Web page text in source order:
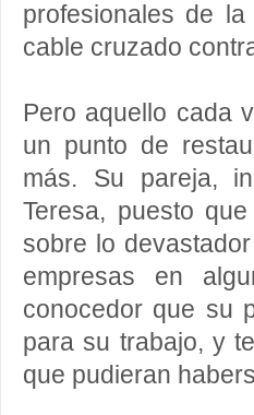
profesionales de
cable cruzado
Pero aquello cada
un punto de
más. Su pareja,
Teresa, puesto
sobre lo
empresas en
conocedor que su
para su trabajo, y
que pudieran